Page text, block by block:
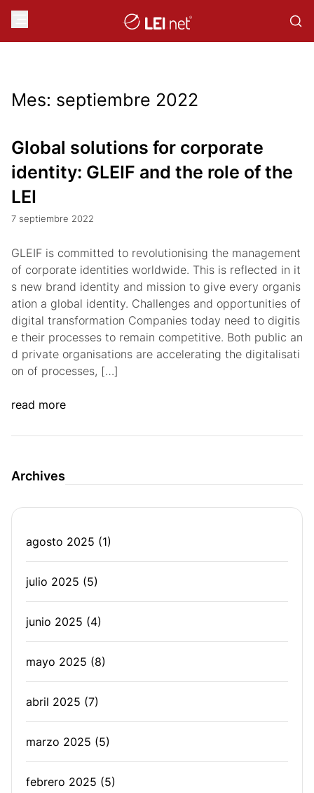
Mes: septiembre 2022
Global solutions for corporate
identity: GLEIF and the role of the
LEI
7 septiembre 2022
GLEIF is committed to revolutionising the management
of corporate identities worldwide. This is reflected in it
s new brand identity and mission to give every organis
ation a global identity. Challenges and opportunities of
digital transformation Companies today need to digitis
e their processes to remain competitive. Both public an
d private organisations are accelerating the digitalisati
on of processes, […]
read more
Archives
agosto 2025 (1)
julio 2025 (5)
junio 2025 (4)
mayo 2025 (8)
abril 2025 (7)
marzo 2025 (5)
febrero 2025 (5)